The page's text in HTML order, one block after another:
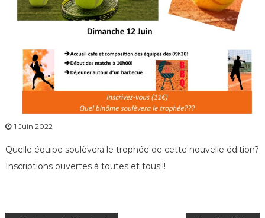
1 Juin 2022
Quelle équipe soulèvera le trophée de cette nouvelle édition?
Inscriptions ouvertes à toutes et tous!!!